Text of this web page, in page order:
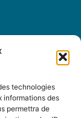
technologies
informations des
permettra de